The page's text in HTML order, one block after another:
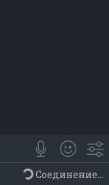
😀 Emoji
Объекты
Соединение...